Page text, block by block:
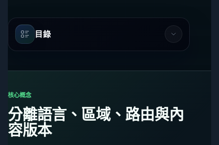
目錄
核心概念
分離語言、區域、路由與內
容版本